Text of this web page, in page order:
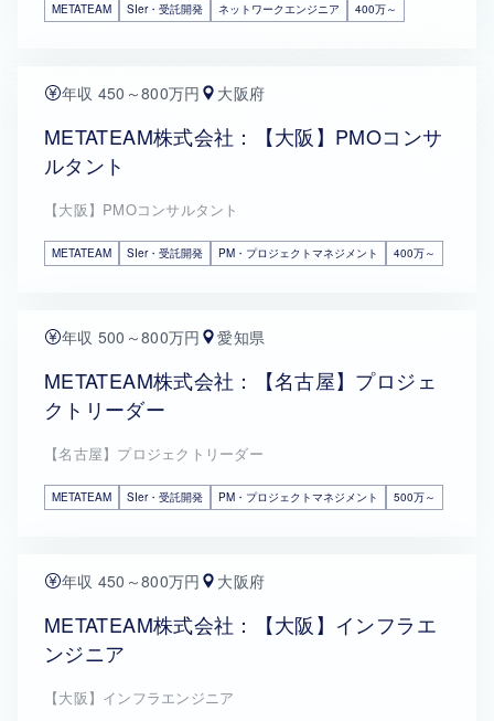
METATEAM SIer・受託開発 ネットワークエンジニア 400万～
年収 450～800万円 大阪府
METATEAM株式会社：【大阪】PMOコンサ
ルタント
【大阪】PMOコンサルタント
METATEAM SIer・受託開発 PM・プロジェクトマネジメント 400万～
年収 500～800万円 愛知県
METATEAM株式会社：【名古屋】プロジェ
クトリーダー
【名古屋】プロジェクトリーダー
METATEAM SIer・受託開発 PM・プロジェクトマネジメント 500万～
年収 450～800万円 大阪府
METATEAM株式会社：【大阪】インフラエ
ンジニア
【大阪】インフラエンジニア